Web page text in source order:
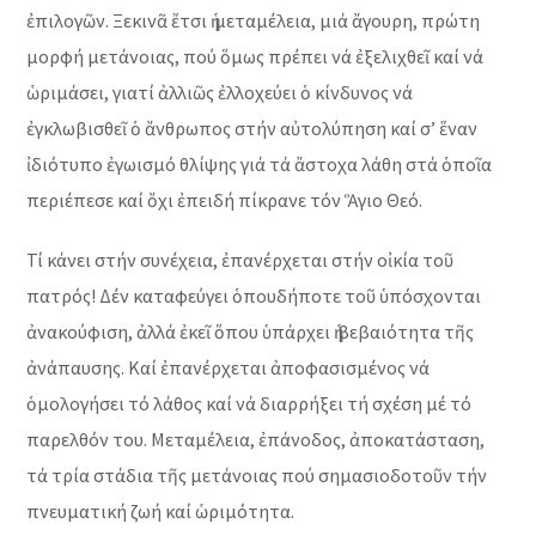
ἐπιλογῶν. Ξεκινᾶ ἔτσι ἡ μεταμέλεια, μιά ἄγουρη, πρώτη
μορφή μετάνοιας, πού ὅμως πρέπει νά ἐξελιχθεῖ καί νά
ὡριμάσει, γιατί ἀλλιῶς ἐλλοχεύει ὁ κίνδυνος νά
ἐγκλωβισθεῖ ὁ ἄνθρωπος στήν αὐτολύπηση καί σ’ ἕναν
ἰδιότυπο ἐγωισμό θλίψης γιά τά ἄστοχα λάθη στά ὁποῖα
περιέπεσε καί ὄχι ἐπειδή πίκρανε τόν Ἅγιο Θεό.
Τί κάνει στήν συνέχεια, ἐπανέρχεται στήν οἰκία τοῦ
πατρός! Δέν καταφεύγει ὁπουδήποτε τοῦ ὑπόσχονται
ἀνακούφιση, ἀλλά ἐκεῖ ὅπου ὑπάρχει ἡ βεβαιότητα τῆς
ἀνάπαυσης. Καί ἐπανέρχεται ἀποφασισμένος νά
ὁμολογήσει τό λάθος καί νά διαρρήξει τή σχέση μέ τό
παρελθόν του. Μεταμέλεια, ἐπάνοδος, ἀποκατάσταση,
τά τρία στάδια τῆς μετάνοιας πού σημασιοδοτοῦν τήν
πνευματική ζωή καί ὡριμότητα.